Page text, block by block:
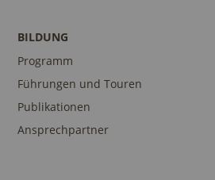
BILDUNG
Programm
Führungen und Touren
Publikationen
Ansprechpartner